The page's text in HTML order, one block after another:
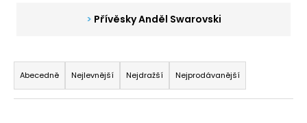
Přívěsky Anděl Swarovski
Ř
a
z
Abecedně Nejlevnější Nejdražší Nejprodávanější
a
í